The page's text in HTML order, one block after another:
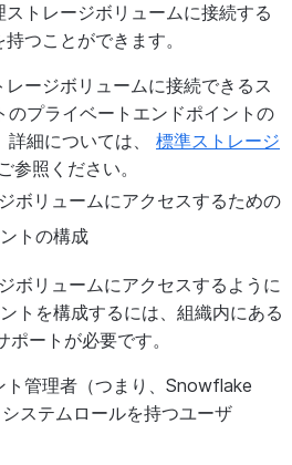
トレージボリュームに接続する
つことができます。
ージボリュームに接続できるス
のプライベートエンドポイントの
細については、 標準ストレージ
参照ください。
ボリュームにアクセスするための
トの構成
ボリュームにアクセスするように
トを構成するには、組織内にある
ートが必要です。
管理者（つまり、Snowflake
ステムロールを持つユーザ